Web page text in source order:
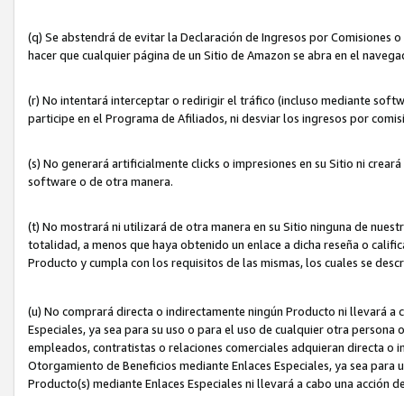
(q) Se abstendrá de evitar la Declaración de Ingresos por
hacer que cualquier página de un Sitio de Amazon se abra en el
(r) No intentará interceptar o redirigir el tráfico (incluso mediante
participe en el Programa de Afiliados, ni desviar los ingresos por
(s) No generará artificialmente clicks o impresiones en su Sitio ni
software o de otra manera.
(t) No mostrará ni utilizará de otra manera en su Sitio ninguna de
totalidad, a menos que haya obtenido un enlace a dicha reseña o
Producto y cumpla con los requisitos de las mismas, los cuales se
(u) No comprará directa o indirectamente ningún Producto ni llevará a
Especiales, ya sea para su uso o para el uso de cualquier otra
empleados, contratistas o relaciones comerciales adquieran directa o
Otorgamiento de Beneficios mediante Enlaces Especiales, ya sea
Producto(s) mediante Enlaces Especiales ni llevará a cabo una